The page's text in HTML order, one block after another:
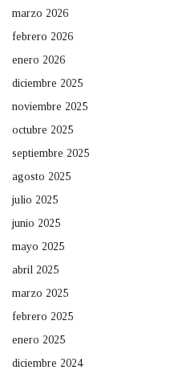
marzo 2026
febrero 2026
enero 2026
diciembre 2025
noviembre 2025
octubre 2025
septiembre 2025
agosto 2025
julio 2025
junio 2025
mayo 2025
abril 2025
marzo 2025
febrero 2025
enero 2025
diciembre 2024